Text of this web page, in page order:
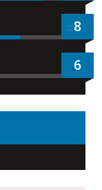
8
6